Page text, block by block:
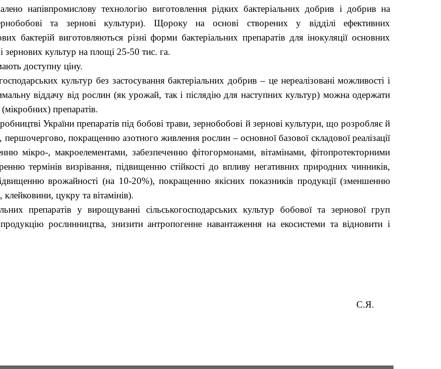
напівпромислову технологію виготовлення рідких бактеріальних добрив і добрив на
та зернові культури). Щороку на основі створених у відділі ефективних
бактерій виготовляються різні форми бактеріальних препаратів для інокуляції основних
зернових культур на площі 25-50 тис. га.
доступну ціну.
культур без застосування бактеріальних добрив – це нереалізовані можливості і
віддачу від рослин (як урожай, так і післядію для наступних культур) можна одержати
препаратів.
України препаратів під бобові трави, зернобобові й зернові культури, що розробляє й
покращенню азотного живлення рослин – основної базової складової реалізації
мікро-, макроелементами, забезпеченню фітогормонами, вітамінами, фітопротекторними
термінів визрівання, підвищенню стійкості до впливу негативних природних чинників,
врожайності (на 10-20%), покращенню якісних показників продукції (зменшенню
клейковини, цукру та вітамінів).
препаратів у вирощуванні сільськогосподарських культур бобової та зернової груп
рослинництва, знизити антропогенне навантаження на екосистеми та відновити і
чл.-кор. НАН України С.Я.